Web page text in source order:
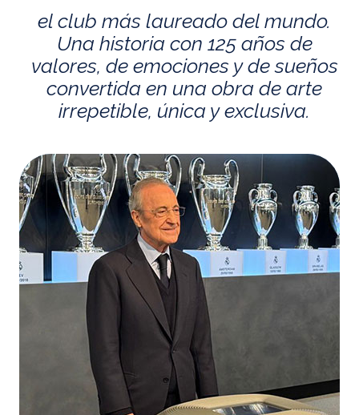
el club más laureado del mundo.
Una historia con 125 años de
valores, de emociones y de sueños
convertida en una obra de arte
irrepetible, única y exclusiva.